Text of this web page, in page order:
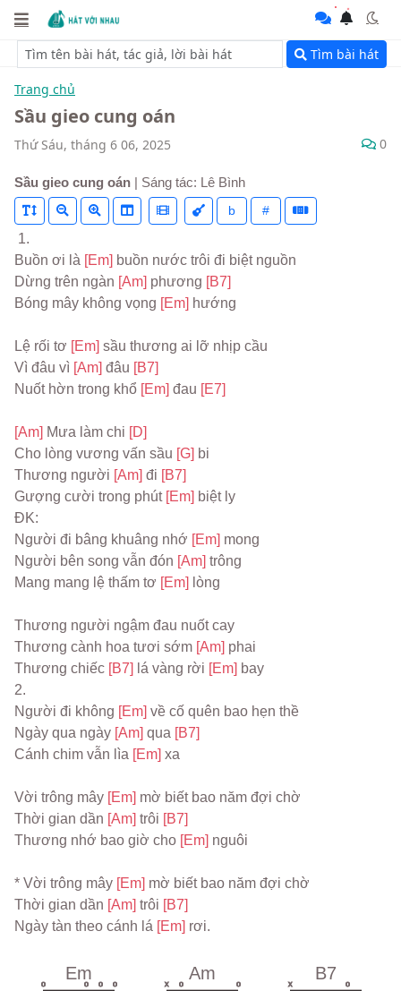
Tìm bài hát
Trang chủ
Sầu gieo cung oán
Thứ Sáu, tháng 6 06, 2025 0
Sầu gieo cung oán | Sáng tác: Lê Bình
b #
1.
Buồn ơi là [Em] buồn nước trôi đi biệt nguồn
Dừng trên ngàn [Am] phương [B7]
Bóng mây không vọng [Em] hướng
Lệ rối tơ [Em] sầu thương ai lỡ nhịp cầu
Vì đâu vì [Am] đâu [B7]
Nuốt hờn trong khổ [Em] đau [E7]
[Am] Mưa làm chi [D]
Cho lòng vương vấn sầu [G] bi
Thương người [Am] đi [B7]
Gượng cười trong phút [Em] biệt ly
ĐK:
Người đi bâng khuâng nhớ [Em] mong
Người bên song vẫn đón [Am] trông
Mang mang lệ thấm tơ [Em] lòng
Thương người ngậm đau nuốt cay
Thương cành hoa tươi sớm [Am] phai
Thương chiếc [B7] lá vàng rời [Em] bay
2.
Người đi không [Em] về cố quên bao hẹn thề
Ngày qua ngày [Am] qua [B7]
Cánh chim vẫn lìa [Em] xa
Vời trông mây [Em] mờ biết bao năm đợi chờ
Thời gian dần [Am] trôi [B7]
Thương nhớ bao giờ cho [Em] nguôi
* Vời trông mây [Em] mờ biết bao năm đợi chờ
Thời gian dần [Am] trôi [B7]
Ngày tàn theo cánh lá [Em] rơi.
Em
o o o o
Am
x o o
B7
x o